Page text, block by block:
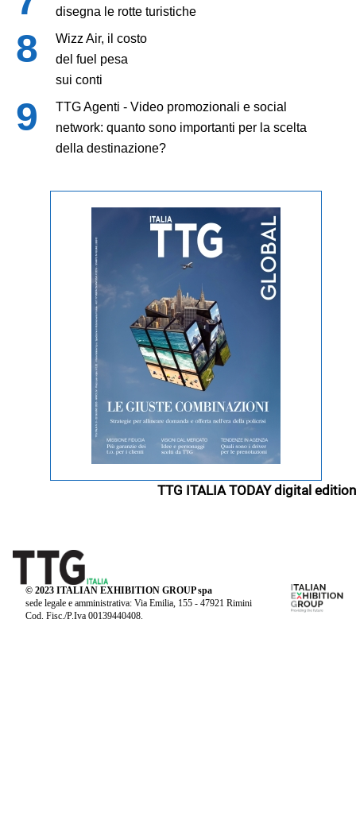
disegna le rotte turistiche
Wizz Air, il costo
del fuel pesa
sui conti
TTG Agenti - Video promozionali e social
network: quanto sono importanti per la scelta
della destinazione?
TTG ITALIA TODAY digital edition
© 2023 ITALIAN EXHIBITION GROUP spa
sede legale e amministrativa: Via Emilia, 155 - 47921 Rimini
Cod. Fisc./P.Iva 00139440408.